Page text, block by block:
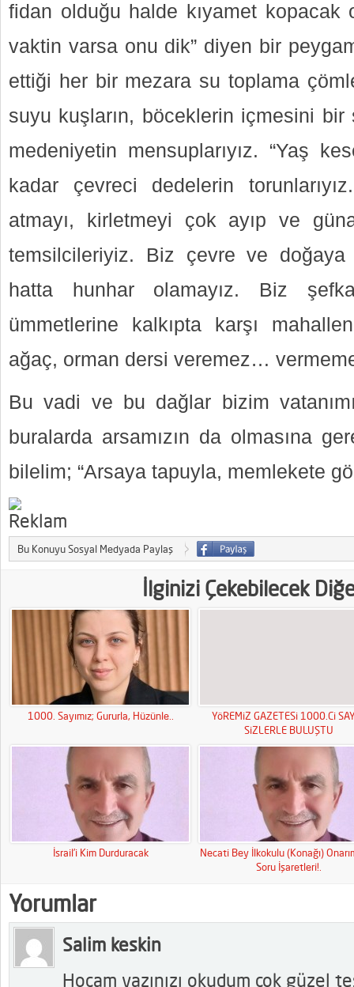
fidan olduğu halde kıyamet kopacak
vaktin varsa onu dik” diyen bir
ettiği her bir mezara su toplama
suyu kuşların, böceklerin içmesini
medeniyetin mensuplarıyız. “Yaş
kadar çevreci dedelerin
atmayı, kirletmeyi çok ayıp ve
temsilcileriyiz. Biz çevre ve
hatta hunhar olamayız. Biz
ümmetlerine kalkıpta karşı
ağaç, orman dersi veremez…
Bu vadi ve bu dağlar bizim
buralarda arsamızın da olmasına
bilelim; “Arsaya tapuyla, memlekete
Bu Konuyu Sosyal Medyada Paylaş
İlginizi Çekebilecek
1000. Sayımız; Gururla, Hüzünle..
YöREMiZ GAZETESi 1000.Ci
SiZLERLE BULUŞTU
İsrail’i Kim Durduracak
Necati Bey İlkokulu (Konağı)
Soru İşaretleri!.
Yorumlar
Salim keskin
Hocam yazınızı okudum çok güzel